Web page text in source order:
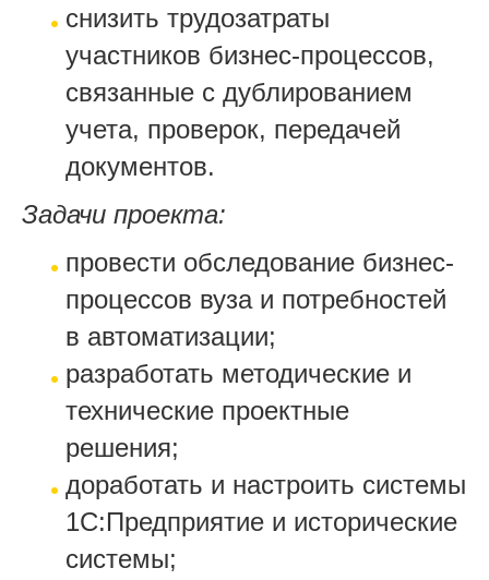
снизить трудозатраты
участников бизнес-процессов,
связанные с дублированием
учета, проверок, передачей
документов.
Задачи проекта:
провести обследование бизнес-
процессов вуза и потребностей
в автоматизации;
разработать методические и
технические проектные
решения;
доработать и настроить системы
1С:Предприятие и исторические
системы;